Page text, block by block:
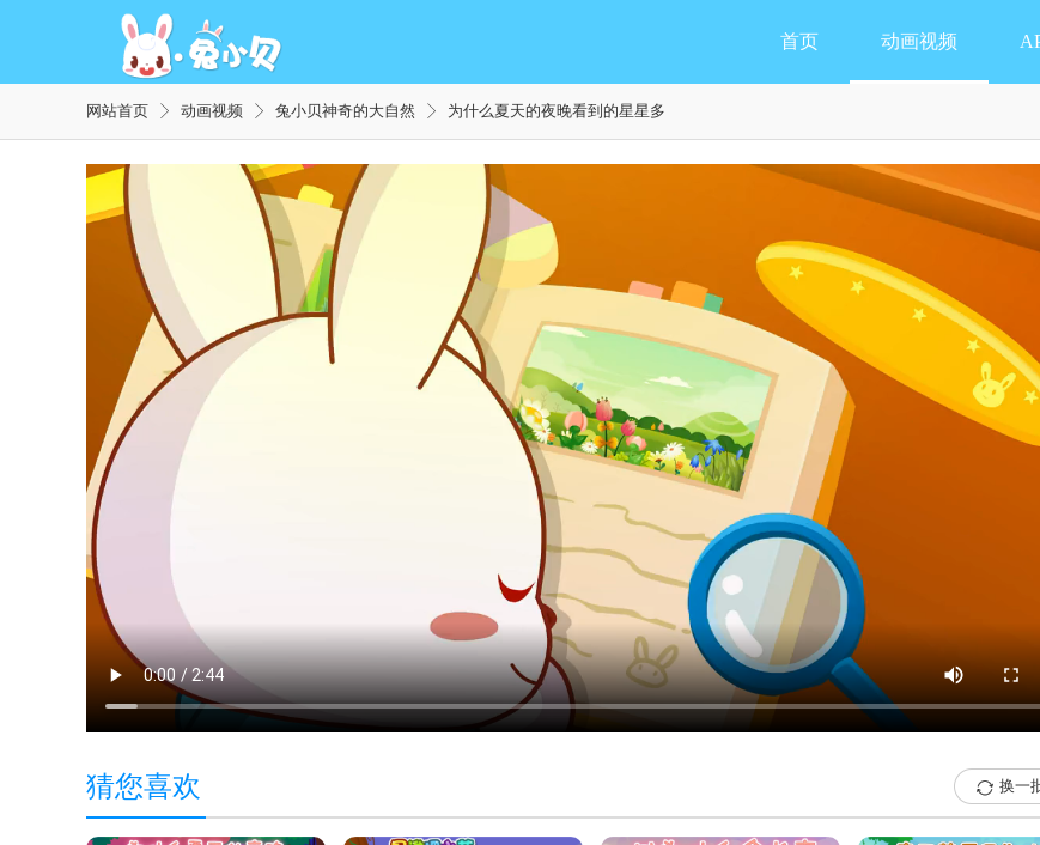
首页 动画视频
网站首页 动画视频 兔小贝神奇的大自然 为什么夏天的夜晚看到的星星多
 换一
猜您喜欢